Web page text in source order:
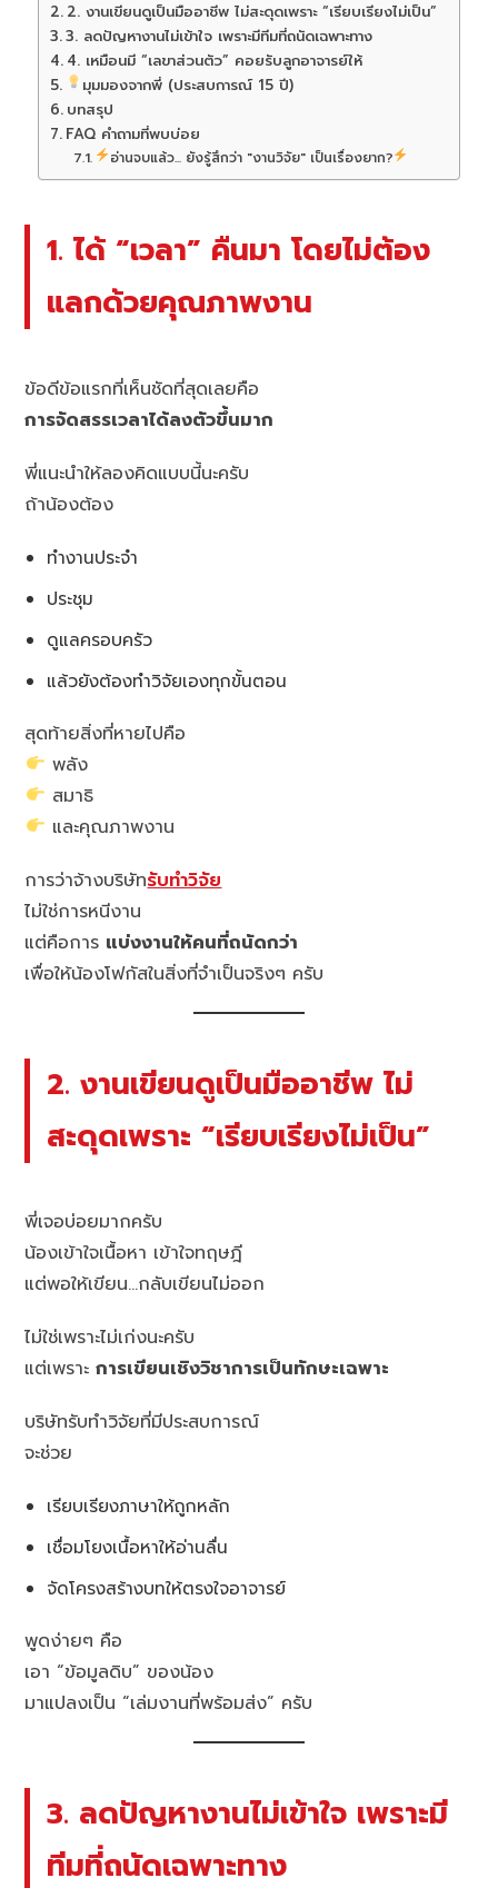
2. งานเขียนดูเป็นมืออาชีพ ไม่สะดุดเพราะ “เรียบเรียงไม่เป็น”
3. ลดปัญหางานไม่เข้าใจ เพราะมีทีมที่ถนัดเฉพาะทาง
4. เหมือนมี “เลขาส่วนตัว” คอยรับลูกอาจารย์ให้
มุมมองจากพี่ (ประสบการณ์ 15 ปี)
บทสรุป
FAQ คำถามที่พบบ่อย
อ่านจบแล้ว... ยังรู้สึกว่า "งานวิจัย" เป็นเรื่องยาก?
1. ได้ “เวลา” คืนมา โดยไม่ต้อง
แลกด้วยคุณภาพงาน
ข้อดีข้อแรกที่เห็นชัดที่สุดเลยคือ
การจัดสรรเวลาได้ลงตัวขึ้นมาก
พี่แนะนำให้ลองคิดแบบนี้นะครับ
ถ้าน้องต้อง
ทำงานประจำ
ประชุม
ดูแลครอบครัว
แล้วยังต้องทำวิจัยเองทุกขั้นตอน
สุดท้ายสิ่งที่หายไปคือ
พลัง
สมาธิ
และคุณภาพงาน
การว่าจ้างบริษัทรับทำวิจัย
ไม่ใช่การหนีงาน
แต่คือการ แบ่งงานให้คนที่ถนัดกว่า
เพื่อให้น้องโฟกัสในสิ่งที่จำเป็นจริงๆ ครับ
2. งานเขียนดูเป็นมืออาชีพ ไม่
สะดุดเพราะ “เรียบเรียงไม่เป็น”
พี่เจอบ่อยมากครับ
น้องเข้าใจเนื้อหา เข้าใจทฤษฎี
แต่พอให้เขียน…กลับเขียนไม่ออก
ไม่ใช่เพราะไม่เก่งนะครับ
แต่เพราะการเขียนเชิงวิชาการเป็นทักษะเฉพาะ
บริษัทรับทำวิจัยที่มีประสบการณ์
จะช่วย
เรียบเรียงภาษาให้ถูกหลัก
เชื่อมโยงเนื้อหาให้อ่านลื่น
จัดโครงสร้างบทให้ตรงใจอาจารย์
พูดง่ายๆ คือ
เอา “ข้อมูลดิบ” ของน้อง
มาแปลงเป็น “เล่มงานที่พร้อมส่ง” ครับ
3. ลดปัญหางานไม่เข้าใจ เพราะมี
ทีมที่ถนัดเฉพาะทาง